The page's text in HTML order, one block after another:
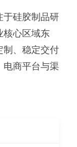
于硅胶制品研
核心区域东
制、稳定交付
电商平台与渠